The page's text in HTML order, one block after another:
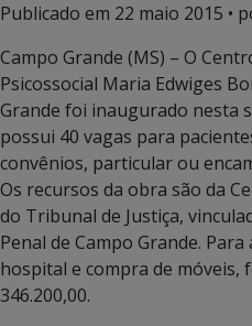
Publicado em 22 maio 2015 •
Campo Grande (MS) – O
Psicossocial Maria Edwiges
Grande foi inaugurado nesta
possui 40 vagas para
convênios, particular ou
Os recursos da obra são da
do Tribunal de Justiça,
Penal de Campo Grande.
hospital e compra de móveis,
346.200,00.